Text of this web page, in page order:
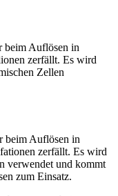
beim Auflösen in
zerfällt. Es wird
Zellen
beim Auflösen in
zerfällt. Es wird
verwendet und kommt
zum Einsatz.